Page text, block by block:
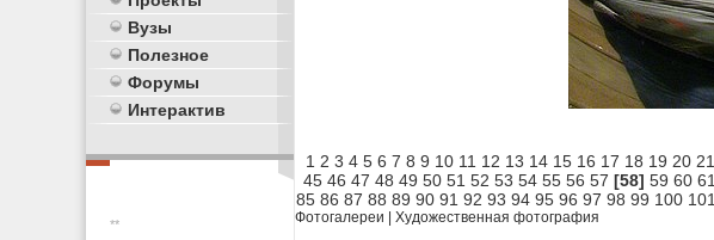
Вузы
Полезное
Форумы
Интерактив
**
1 2 3 4 5 6 7 8 9 10 11 12 13 14 15 16 17 18 19 20 21
45 46 47 48 49 50 51 52 53 54 55 56 57 [58] 59 60 61
85 86 87 88 89 90 91 92 93 94 95 96 97 98 99 100 101
Фотогалереи Художественная фотография